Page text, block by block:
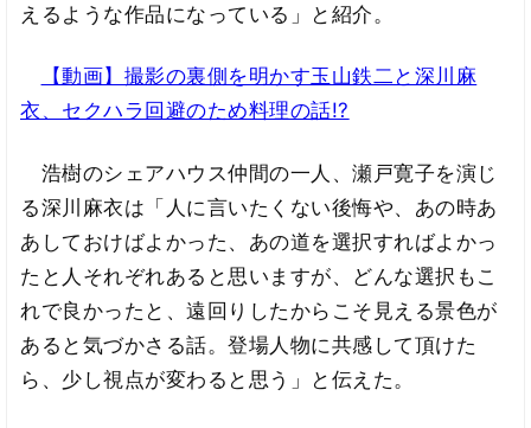
えるような作品になっている」と紹介。
【動画】撮影の裏側を明かす玉山鉄二と深川麻
衣、セクハラ回避のため料理の話!?
浩樹のシェアハウス仲間の一人、瀬戸寛子を演じ
る深川麻衣は「人に言いたくない後悔や、あの時あ
あしておけばよかった、あの道を選択すればよかっ
たと人それぞれあると思いますが、どんな選択もこ
れで良かったと、遠回りしたからこそ見える景色が
あると気づかさる話。登場人物に共感して頂けた
ら、少し視点が変わると思う」と伝えた。